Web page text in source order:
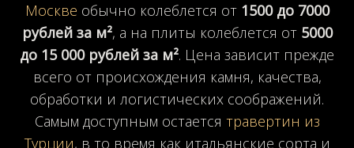
Москве обычно колеблется от 1500 до 7000
рублей за м², а на плиты колеблется от 5000
до 15 000 рублей за м². Цена зависит прежде
всего от происхождения камня, качества,
обработки и логистических соображений.
Самым доступным остается травертин из
Турции, в то время как итальянские сорта и